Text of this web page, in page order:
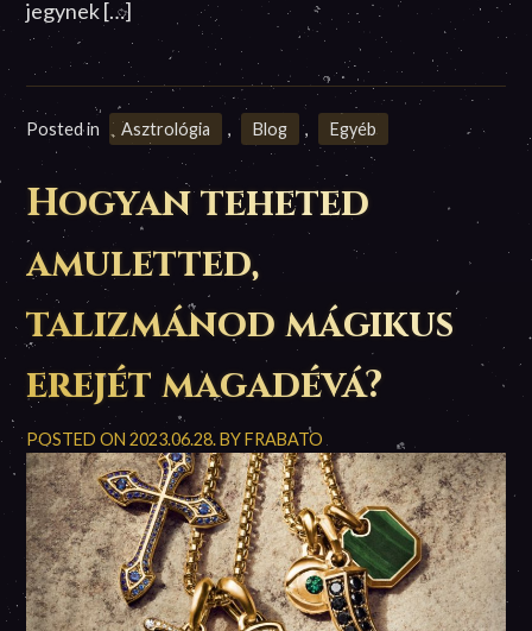
jegynek […]
Posted in Asztrológia , Blog , Egyéb
Hogyan teheted
amuletted,
talizmánod mágikus
erejét magadévá?
POSTED ON2023.06.28.BYFRABATO